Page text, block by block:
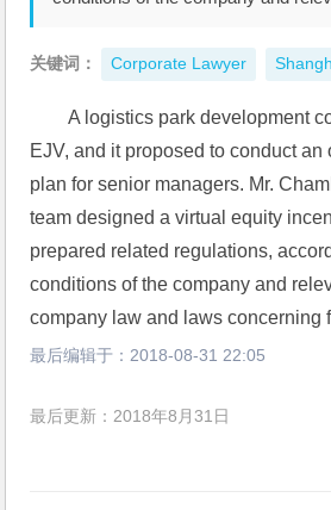
关键词： Corporate Lawyer
A logistics park development
EJV, and it proposed to conduct
plan for senior managers. Mr.
team designed a virtual equity
prepared related regulations,
conditions of the company and
company law and laws concerning
最后编辑于： 2018-08-31 22:05
最后更新：2018年8月31日